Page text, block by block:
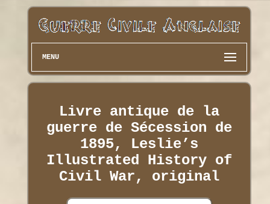
MENU
Livre antique de la
guerre de Sécession de
1895, Leslie’s
Illustrated History of
Civil War, original